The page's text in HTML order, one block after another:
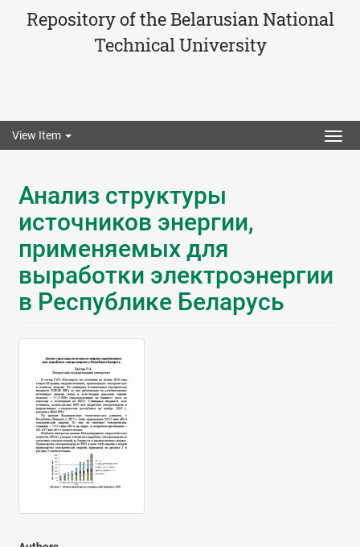
Repository of the Belarusian National
Technical University
View Item
Анализ структуры
источников энергии,
применяемых для
выработки электроэнергии
в Республике Беларусь